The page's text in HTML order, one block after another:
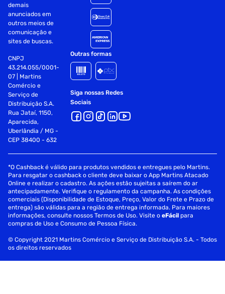
demais
anunciados em
outros meios de
comunicação e
sites de buscas.
CNPJ
43.214.055/0001-
07 | Martins
Comércio e
Serviço de
Distribuição S.A.
Rua Jataí, 1150,
Aparecida,
Uberlândia / MG -
CEP 38400 - 632
Outras formas
Siga nossas Redes
Sociais
*O Cashback é válido para produtos vendidos e entregues pelo Martins.
Para resgatar o cashback o cliente deve baixar o App Martins Atacado
Online e realizar o cadastro. As ações estão sujeitas a saírem do ar
antecipadamente. Verifique o regulamento da campanha. As condições
comerciais (Disponibilidade de Estoque, Preço, Valor do Frete e Prazo de
entrega) são válidas para a região de entrega informada. Para maiores
informações, consulte nossos Termos de Uso. Visite oeFácil para
compras de Uso e Consumo de Pessoa Física.
© Copyright 2021 Martins Comércio e Serviço de Distribuição S.A. - Todos
os direitos reservados